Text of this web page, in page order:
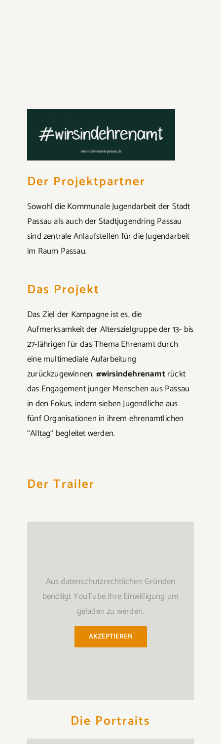
Der Projektpartner
Sowohl die Kommunale Jugendarbeit der Stadt
Passau als auch der Stadtjugendring Passau
sind zentrale Anlaufstellen für die Jugendarbeit
im Raum Passau.
Das Projekt
Das Ziel der Kampagne ist es, die
Aufmerksamkeit der Alterszielgruppe der 13- bis
27-Jährigen für das Thema Ehrenamt durch
eine multimediale Aufarbeitung
zurückzugewinnen.#wirsindehrenamtrückt
das Engagement junger Menschen aus Passau
in den Fokus, indem sieben Jugendliche aus
fünf Organisationen in ihrem ehrenamtlichen
“Alltag“ begleitet werden.
Der Trailer
Aus datenschutzrechtlichen Gründen
benötigt YouTube Ihre Einwilligung um
geladen zu werden.
AKZEPTIEREN
Die Portraits